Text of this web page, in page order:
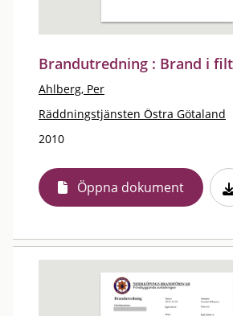
Brandutredning : Brand i
Ahlberg, Per
Räddningstjänsten Östra Götaland
2010
Öppna dokument